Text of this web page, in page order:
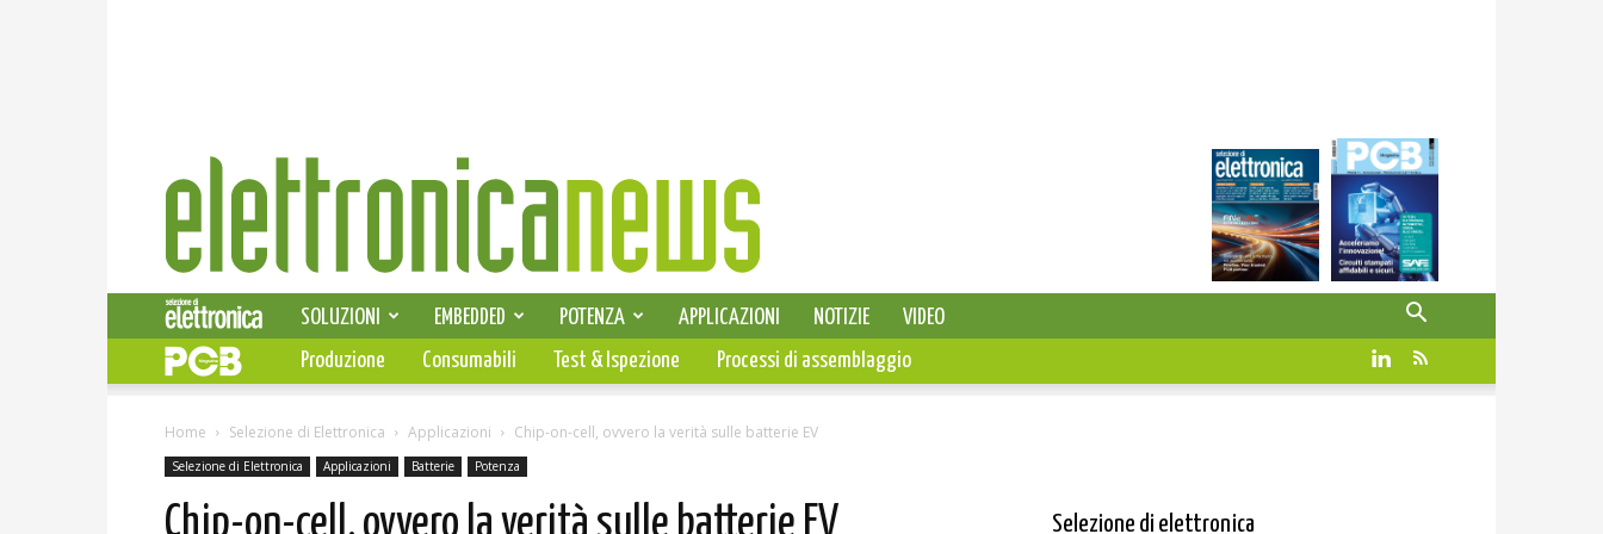
Elettronica
News
SELEZIONE DI ELETTRONICA
SOLUZIONI EMBEDDED POTENZA APPLICAZIONI NOTIZIE
VIDEO
PCB
Produzione Consumabili Test & Ispezione Processi di assemblaggio
Home Selezione di Elettronica Applicazioni Chip-on-cell, ovvero la verità sulle batterie EV
Selezione di Elettronica Applicazioni Batterie Potenza
Chip-on-cell, ovvero la verità sulle batterie EV Selezione di elettronica